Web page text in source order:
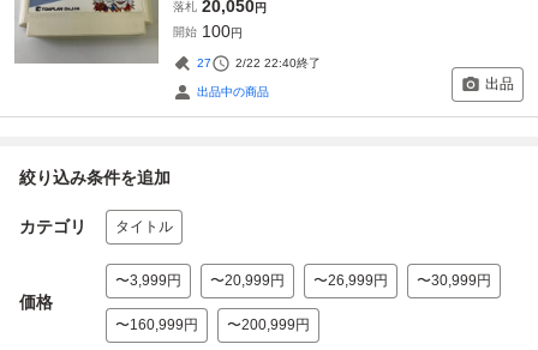
落札 20,050円
開始 100円
27 2/22 22:40終了
出品中の商品 出品
絞り込み条件を追加
カテゴリ タイトル
価格
〜3,999円 〜20,999円 〜26,999円 〜30,999円
〜160,999円 〜200,999円